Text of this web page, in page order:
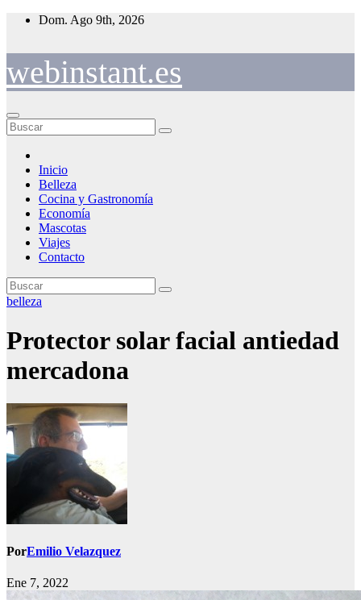
Saltar
Dom. Ago 9th, 2026
webinstant.es
Inicio
Belleza
Cocina y Gastronomía
Economía
Mascotas
Viajes
Contacto
belleza
Protector solar facial antiedad
mercadona
PorEmilio Velazquez
Ene 7, 2022